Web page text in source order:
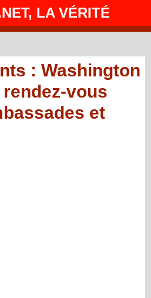
LA VÉRITÉ
: Washington
vous
et